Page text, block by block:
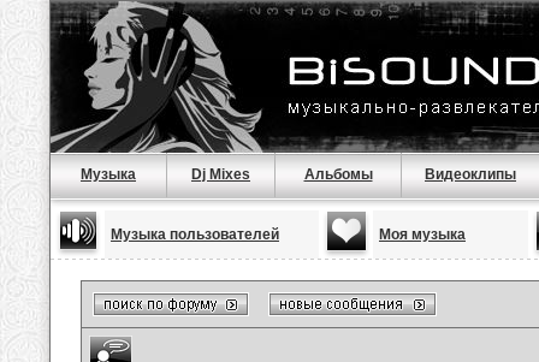
Музыка Dj Mixes Альбомы Видеоклипы
Музыка пользователей Моя музыка